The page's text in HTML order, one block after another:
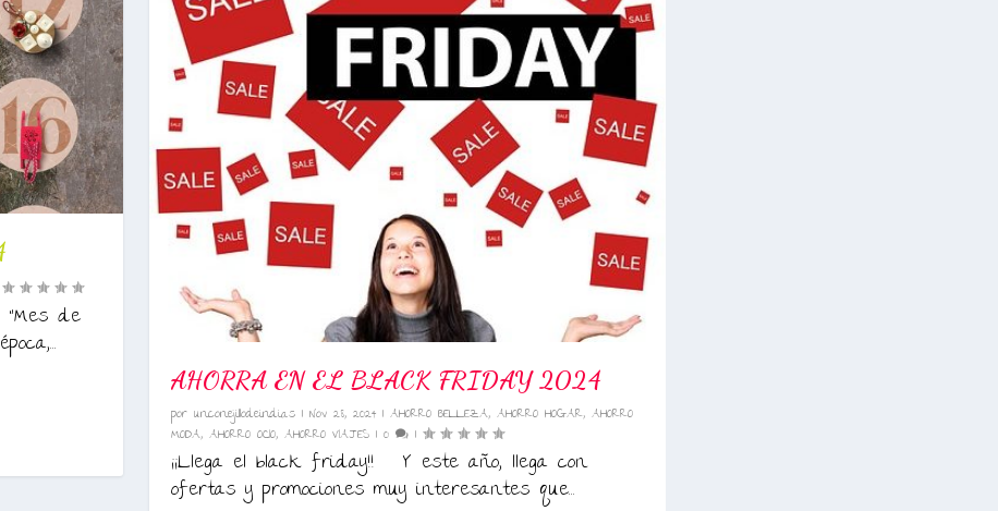
de
AHORRA EN EL BLACK FRIDAY 2024
porunconejillodeindias |Nov 28, 2024 |AHORRO BELLEZA,AHORRO HOGAR,AHORRO
MODA,AHORRO OCIO,AHORRO VIAJES |0 |
¡¡Llega el black friday!! Y este año, llega con
ofertas y promociones muy interesantes que...